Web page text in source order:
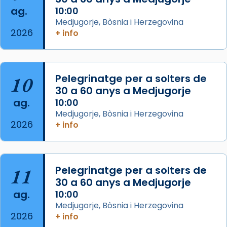
del Sant Pare Lleó XIV a Barcelona, i als
col·laboradors, a la Catedral de Barcelona.
Mons. David Abadías.
📸 Dr. G. Simón
Photo
2 weeks ago
Memòria de les santes Juliana i
Semproniana, verges i màrtirs.
Acompanyant la història de sant Cugat, a
ag.
2026
10:00
Medjugorje, Bòsnia i Herzegovina
+ info
10
ag.
2026
Pelegrinatge per a solters de
30 a 60 anys a Medjugorje
10:00
Medjugorje, Bòsnia i Herzegovina
+ info
11
ag.
2026
Pelegrinatge per a solters de
30 a 60 anys a Medjugorje
10:00
Medjugorje, Bòsnia i Herzegovina
+ info